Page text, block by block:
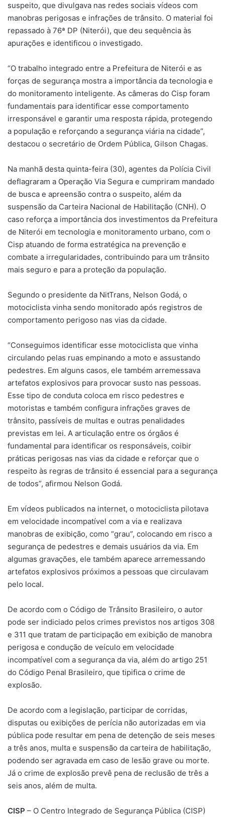
suspeito, que divulgava nas redes sociais vídeos com
manobras perigosas e infrações de trânsito. O material foi
repassado à 76ª DP (Niterói), que deu sequência às
apurações e identificou o investigado.
“O trabalho integrado entre a Prefeitura de Niterói e as
forças de segurança mostra a importância da tecnologia e
do monitoramento inteligente. As câmeras do Cisp foram
fundamentais para identificar esse comportamento
irresponsável e garantir uma resposta rápida, protegendo
a população e reforçando a segurança viária na cidade”,
destacou o secretário de Ordem Pública, Gilson Chagas.
Na manhã desta quinta-feira (30), agentes da Polícia Civil
deflagraram a Operação Via Segura e cumpriram mandado
de busca e apreensão contra o suspeito, além da
suspensão da Carteira Nacional de Habilitação (CNH). O
caso reforça a importância dos investimentos da Prefeitura
de Niterói em tecnologia e monitoramento urbano, com o
Cisp atuando de forma estratégica na prevenção e
combate a irregularidades, contribuindo para um trânsito
mais seguro e para a proteção da população.
Segundo o presidente da NitTrans, Nelson Godá, o
motociclista vinha sendo monitorado após registros de
comportamento perigoso nas vias da cidade.
“Conseguimos identificar esse motociclista que vinha
circulando pelas ruas empinando a moto e assustando
pedestres. Em alguns casos, ele também arremessava
artefatos explosivos para provocar susto nas pessoas.
Esse tipo de conduta coloca em risco pedestres e
motoristas e também configura infrações graves de
trânsito, passíveis de multas e outras penalidades
previstas em lei. A articulação entre os órgãos é
fundamental para identificar os responsáveis, coibir
práticas perigosas nas vias da cidade e reforçar que o
respeito às regras de trânsito é essencial para a segurança
de todos”, afirmou Nelson Godá.
Em vídeos publicados na internet, o motociclista pilotava
em velocidade incompatível com a via e realizava
manobras de exibição, como “grau”, colocando em risco a
segurança de pedestres e demais usuários da via. Em
algumas gravações, ele também aparece arremessando
artefatos explosivos próximos a pessoas que circulavam
pelo local.
De acordo com o Código de Trânsito Brasileiro, o autor
pode ser indiciado pelos crimes previstos nos artigos 308
e 311 que tratam de participação em exibição de manobra
perigosa e condução de veículo em velocidade
incompatível com a segurança da via, além do artigo 251
do Código Penal Brasileiro, que tipifica o crime de
explosão.
De acordo com a legislação, participar de corridas,
disputas ou exibições de perícia não autorizadas em via
pública pode resultar em pena de detenção de seis meses
a três anos, multa e suspensão da carteira de habilitação,
podendo ser agravada em caso de lesão grave ou morte.
Já o crime de explosão prevê pena de reclusão de três a
seis anos, além de multa.
CISP – O Centro Integrado de Segurança Pública (CISP)